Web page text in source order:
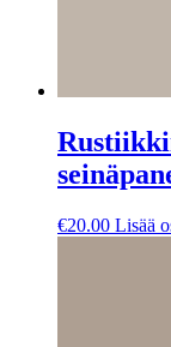
€20.00 Lisää